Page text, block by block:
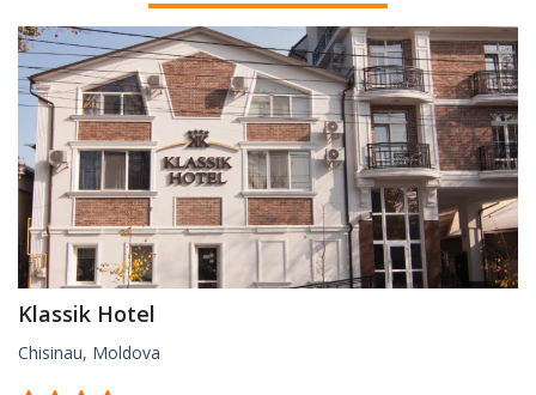
Klassik Hotel
Chisinau, Moldova